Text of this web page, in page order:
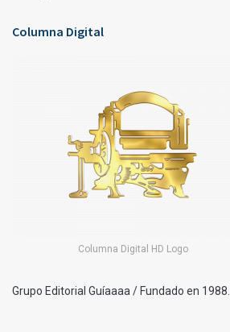
Columna Digital
Columna Digital HD Logo
Grupo Editorial Guíaaaa / Fundado en 1988.